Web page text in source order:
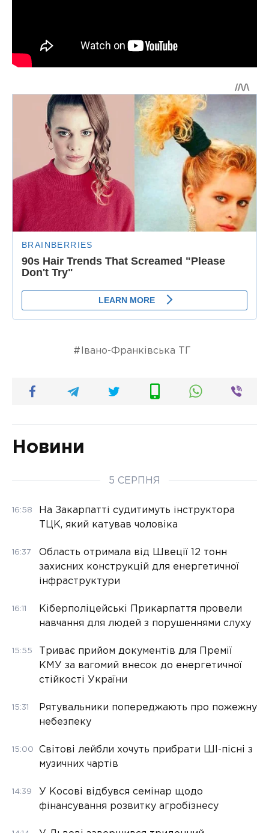
Івано-Франківська ТГ
Новини
5 СЕРПНЯ
16:58
На Закарпатті судитимуть інструктора
ТЦК, який катував чоловіка
16:37
Область отримала від Швеції 12 тонн
захисних конструкцій для енергетичної
інфраструктури
16:11
Кіберполіцейські Прикарпаття провели
навчання для людей з порушеннями слуху
15:55
Триває прийом документів для Премії
КМУ за вагомий внесок до енергетичної
стійкості України
15:31
Рятувальники попереджають про пожежну
небезпеку
15:00
Світові лейбли хочуть прибрати ШІ-пісні з
музичних чартів
14:39
У Косові відбувся семінар щодо
фінансування розвитку агробізнесу